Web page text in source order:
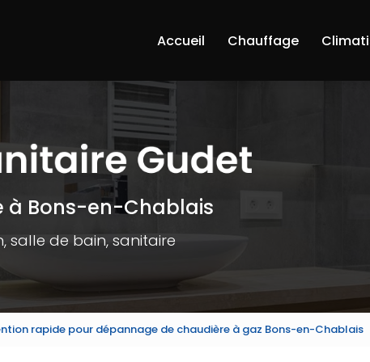
Accueil
Chauffage
à Bons-en-Chablais
salle de bain, sanitaire
rapide pour dépannage de chaudière à gaz Bons-en-Chablais